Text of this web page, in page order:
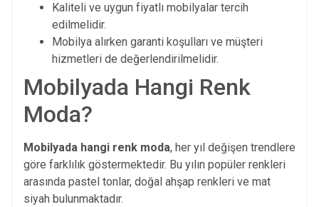
Kaliteli ve uygun fiyatlı mobilyalar tercih
edilmelidir.
Mobilya alırken garanti koşulları ve müşteri
hizmetleri de değerlendirilmelidir.
Mobilyada Hangi Renk
Moda?
Mobilyada hangi renk moda, her yıl değişen trendlere
göre farklılık göstermektedir. Bu yılın popüler renkleri
arasında pastel tonlar, doğal ahşap renkleri ve mat
siyah bulunmaktadır.